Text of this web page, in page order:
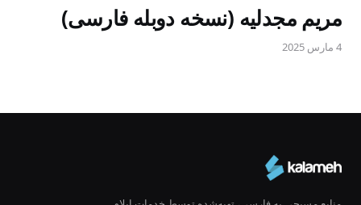
مریم مجدلیه (نسخه دوبله فارسی)
4 مارس 2025